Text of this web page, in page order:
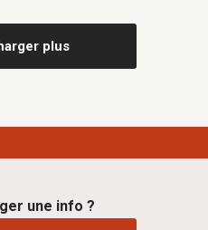
plus
une info ?